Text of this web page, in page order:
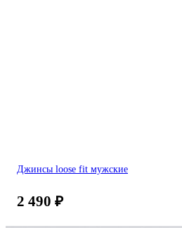
Джинсы loose fit мужские
2 490 ₽